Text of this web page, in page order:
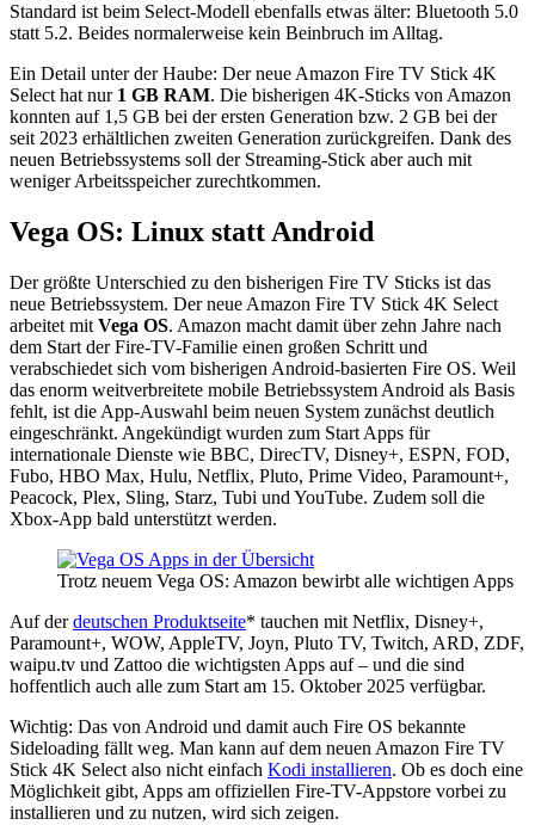
Standard ist beim Select-Modell ebenfalls etwas älter: Bluetooth 5.0
statt 5.2. Beides normalerweise kein Beinbruch im Alltag.
Ein Detail unter der Haube: Der neue Amazon Fire TV Stick 4K
Select hat nur 1 GB RAM. Die bisherigen 4K-Sticks von Amazon
konnten auf 1,5 GB bei der ersten Generation bzw. 2 GB bei der
seit 2023 erhältlichen zweiten Generation zurückgreifen. Dank des
neuen Betriebssystems soll der Streaming-Stick aber auch mit
weniger Arbeitsspeicher zurechtkommen.
Vega OS: Linux statt Android
Der größte Unterschied zu den bisherigen Fire TV Sticks ist das
neue Betriebssystem. Der neue Amazon Fire TV Stick 4K Select
arbeitet mit Vega OS. Amazon macht damit über zehn Jahre nach
dem Start der Fire-TV-Familie einen großen Schritt und
verabschiedet sich vom bisherigen Android-basierten Fire OS. Weil
das enorm weitverbreitete mobile Betriebssystem Android als Basis
fehlt, ist die App-Auswahl beim neuen System zunächst deutlich
eingeschränkt. Angekündigt wurden zum Start Apps für
internationale Dienste wie BBC, DirecTV, Disney+, ESPN, FOD,
Fubo, HBO Max, Hulu, Netflix, Pluto, Prime Video, Paramount+,
Peacock, Plex, Sling, Starz, Tubi und YouTube. Zudem soll die
Xbox-App bald unterstützt werden.
Trotz neuem Vega OS: Amazon bewirbt alle wichtigen Apps
Auf derdeutschen Produktseite* tauchen mit Netflix, Disney+,
Paramount+, WOW, AppleTV, Joyn, Pluto TV, Twitch, ARD, ZDF,
waipu.tv und Zattoo die wichtigsten Apps auf – und die sind
hoffentlich auch alle zum Start am 15. Oktober 2025 verfügbar.
Wichtig: Das von Android und damit auch Fire OS bekannte
Sideloading fällt weg. Man kann auf dem neuen Amazon Fire TV
Stick 4K Select also nicht einfach Kodi installieren. Ob es doch eine
Möglichkeit gibt, Apps am offiziellen Fire-TV-Appstore vorbei zu
installieren und zu nutzen, wird sich zeigen.